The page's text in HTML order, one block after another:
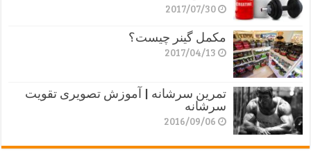
2017/07/30
مکمل گینر چیست؟
2017/04/13
تمرین سرشانه | آموزش تصویری تقویت
سرشانه
2016/09/06